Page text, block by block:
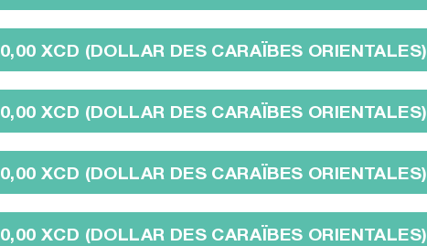
0,00 XCD (DOLLAR DES CARAÏBES ORIENTALES)
0,00 XCD (DOLLAR DES CARAÏBES ORIENTALES)
0,00 XCD (DOLLAR DES CARAÏBES ORIENTALES)
0,00 XCD (DOLLAR DES CARAÏBES ORIENTALES)